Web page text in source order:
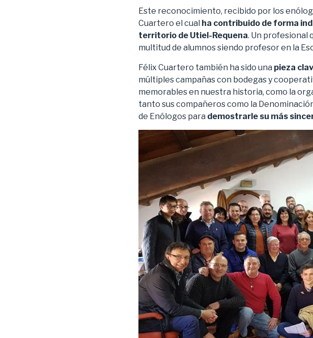
Este reconocimiento, recibido por los
Cuartero el cual ha contribuido de forma
territorio de Utiel-Requena. Un profesional
multitud de alumnos siendo profesor en la
Félix Cuartero también ha sido una pieza
múltiples campañas con bodegas y
memorables en nuestra historia, como la
tanto sus compañeros como la
de Enólogos para demostrarle su más